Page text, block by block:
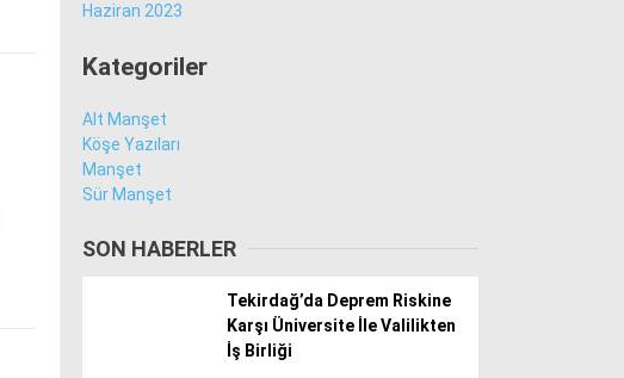
Haziran 2023
Kategoriler
Alt Manşet
Köşe Yazıları
Manşet
Sür Manşet
SON HABERLER
Tekirdağ’da Deprem Riskine
Karşı Üniversite İle Valilikten
İş Birliği